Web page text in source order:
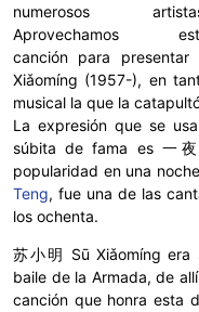
numerosos
Aprovechamos
canción para
Xiǎomíng (1957-), en
musical la que la
La expresión quese
súbita de fama es 一
popularidad en una
Teng, fue una de las
los ochenta.
苏小明 Sū Xiǎomíng era
baile de la Armada, de
canción que honra esta